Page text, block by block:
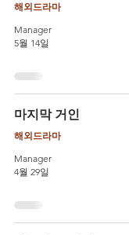
해외드라마
Manager
5월 14일
마지막 거인
해외드라마
Manager
4월 29일